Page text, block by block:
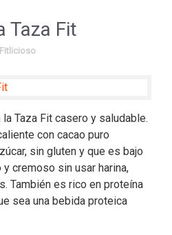
Taza Fit
Fitlicioso
Taza Fit casero y saludable.
con cacao puro
sin gluten y que es bajo
cremoso sin usar harina,
También es rico en proteína
sea una bebida proteica